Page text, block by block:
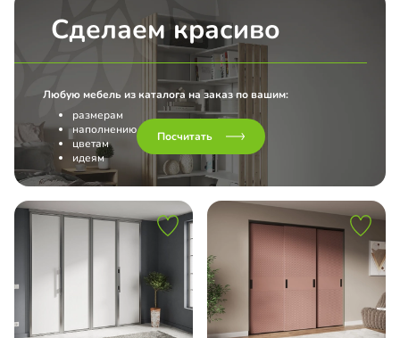
Сделаем красиво
Любую мебель из каталога на заказ по вашим:
размерам
наполнению
цветам
идеям
Посчитать